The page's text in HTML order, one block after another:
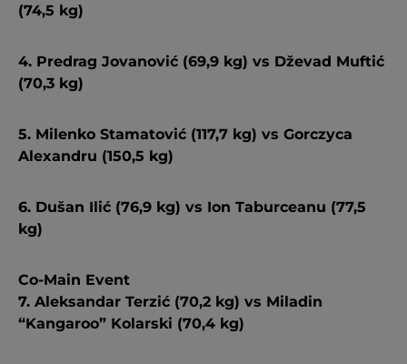
(74,5 kg)
4. Predrag Jovanović (69,9 kg) vs Dževad Muftić
(70,3 kg)
5. Milenko Stamatović (117,7 kg) vs Gorczyca
Alexandru (150,5 kg)
6. Dušan Ilić (76,9 kg) vs Ion Taburceanu (77,5
kg)
Co-Main Event
7. Aleksandar Terzić (70,2 kg) vs Miladin
“Kangaroo” Kolarski (70,4 kg)